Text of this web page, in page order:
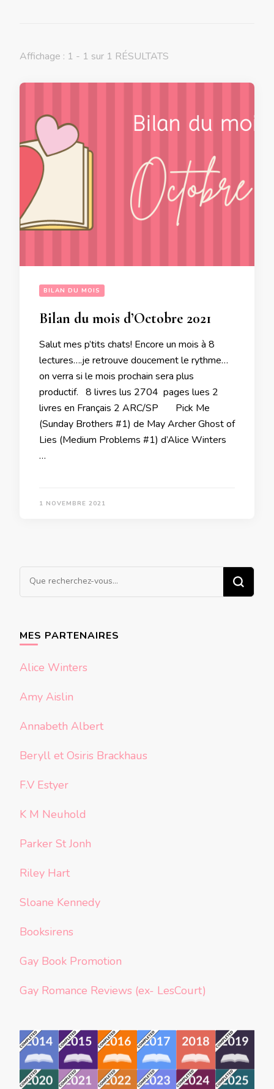
Affichage : 1 - 1 sur 1 RÉSULTATS
BILAN DU MOIS
Bilan du mois d’Octobre 2021
Salut mes p’tits chats! Encore un mois à 8
lectures….je retrouve doucement le rythme…
on verra si le mois prochain sera plus
productif. 8 livres lus 2704 pages lues 2
livres en Français 2 ARC/SP Pick Me
(Sunday Brothers #1) de May Archer Ghost of
Lies (Medium Problems #1) d’Alice Winters
…
1 NOVEMBRE 2021
Vous
recherchiez
MES PARTENAIRES
Alice Winters
Amy Aislin
Annabeth Albert
Beryll et Osiris Brackhaus
F.V Estyer
K M Neuhold
Parker St Jonh
Riley Hart
Sloane Kennedy
Booksirens
Gay Book Promotion
Gay Romance Reviews (ex- LesCourt)